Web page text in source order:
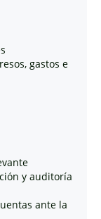
gastos e
y auditoría
ante la